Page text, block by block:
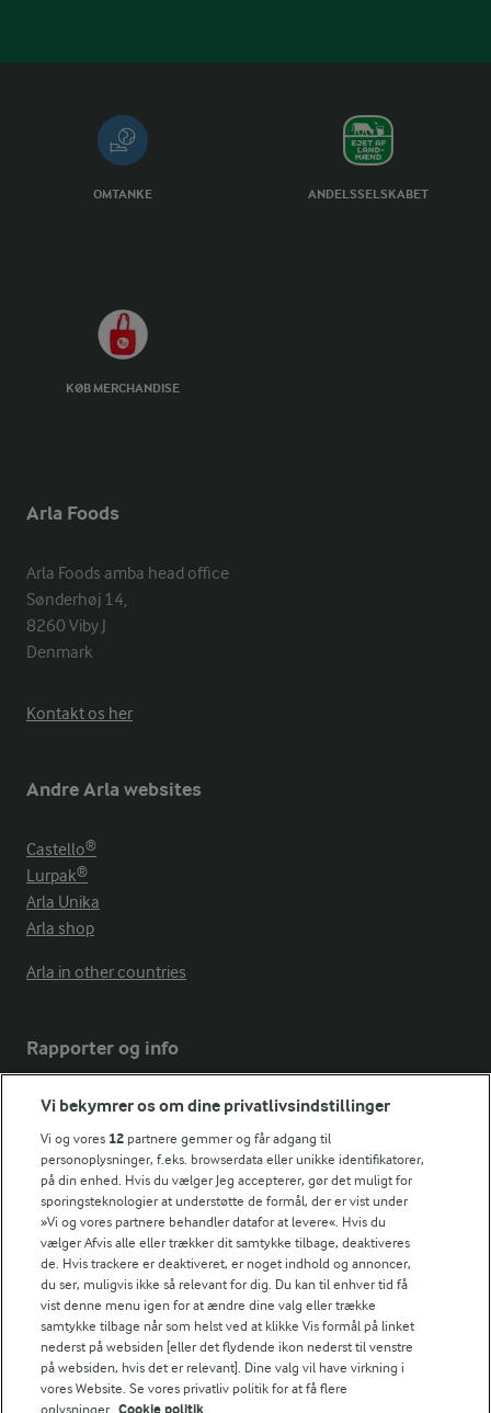
OMTANKE ANDELSSELSKABET
KØB MERCHANDISE
Arla Foods
Arla Foods amba head office
Sønderhøj 14,
8260 Viby J
Denmark
Kontakt os her
Andre Arla websites
Castello®
Lurpak®
Arla Unika
Arla shop
Arla in other countries
Rapporter og info
Årsrapport
FarmAhead™ Check rapport
Andelshaverinfo: Mælkepris
Fødevarestyrelsens smiley-rapporter for Arla Foods
Fødevarestyrelsens smiley-rapporter for Jörd
Fødevarestyrelsens smiley-rapporter for Lurpak PB
Følg
Vi bekymrer os om dine privatlivsindstillinger
Vi og vores 12 partnere gemmer og får adgang til
personoplysninger, f.eks. browserdata eller unikke identifikatorer,
på din enhed. Hvis du vælger Jeg accepterer, gør det muligt for
sporingsteknologier at understøtte de formål, der er vist under
»Vi og vores partnere behandler datafor at levere«. Hvis du
vælger Afvis alle eller trækker dit samtykke tilbage, deaktiveres
de. Hvis trackere er deaktiveret, er noget indhold og annoncer,
du ser, muligvis ikke så relevant for dig. Du kan til enhver tid få
vist denne menu igen for at ændre dine valg eller trække
samtykke tilbage når som helst ved at klikke Vis formål på linket
nederst på websiden [eller det flydende ikon nederst til venstre
på websiden, hvis det er relevant]. Dine valg vil have virkning i
vores Website. Se vores privatliv politik for at få flere
oplysninger. Cookie politik